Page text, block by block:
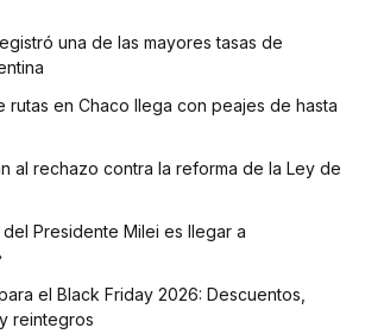
una de las mayores tasas de
rutas en Chaco llega con peajes de hasta
al rechazo contra la reforma de la Ley de
Presidente Milei es llegar a
el Black Friday 2026: Descuentos,
reintegros